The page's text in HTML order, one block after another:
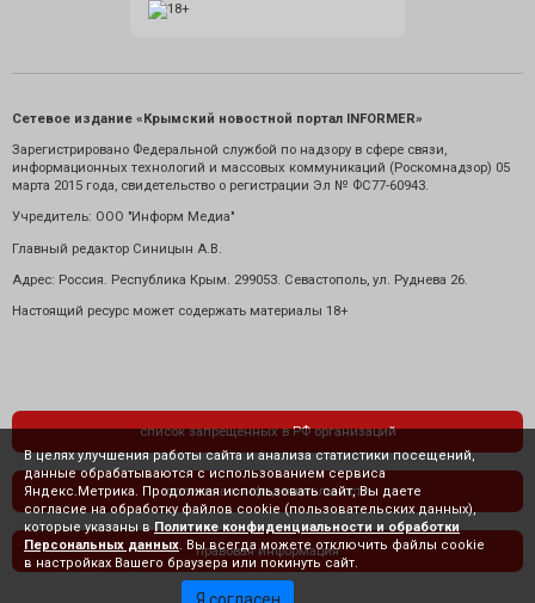
Сетевое издание «Крымский новостной портал INFORMER»
Зарегистрировано Федеральной службой по надзору в сфере связи,
информационных технологий и массовых коммуникаций (Роскомнадзор) 05
марта 2015 года, свидетельство о регистрации Эл № ФС77-60943.
Учредитель: ООО "Информ Медиа"
Главный редактор Синицын А.В.
Адрес: Россия. Республика Крым. 299053. Севастополь, ул. Руднева 26.
Настоящий ресурс может содержать материалы 18+
список запрещенных в РФ организаций
политика конфиденциальности
правовая информация
В целях улучшения работы сайта и анализа статистики посещений,
данные обрабатываются с использованием сервиса
Яндекс.Метрика. Продолжая использовать сайт, Вы даете
согласие на обработку файлов cookie (пользовательских данных),
которые указаны в Политике конфиденциальности и обработки
Персональных данных . Вы всегда можете отключить файлы cookie
в настройках Вашего браузера или покинуть сайт.
Я согласен